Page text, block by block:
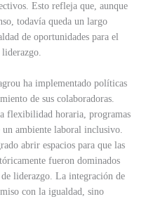
Esto refleja que, aunque
todavía queda un largo
de oportunidades para el
ha implementado políticas
de sus colaboradoras.
flexibilidad horaria, programas
ambiente laboral inclusivo.
abrir espacios para que las
fueron dominados
liderazgo. La integración de
con la igualdad, sino